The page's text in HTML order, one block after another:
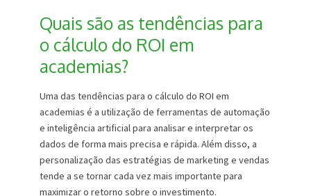
Quais são as tendências para
o cálculo do ROI em
academias?
Uma das tendências para o cálculo do ROI em
academias é a utilização de ferramentas de automação
e inteligência artificial para analisar e interpretar os
dados de forma mais precisa e rápida. Além disso, a
personalização das estratégias de marketing e vendas
tende a se tornar cada vez mais importante para
maximizar o retorno sobre o investimento.